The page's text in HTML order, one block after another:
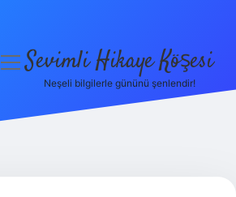
menüyüSevimli Hikaye Köşesi
Neşeli bilgilerle gününü şenlendir!